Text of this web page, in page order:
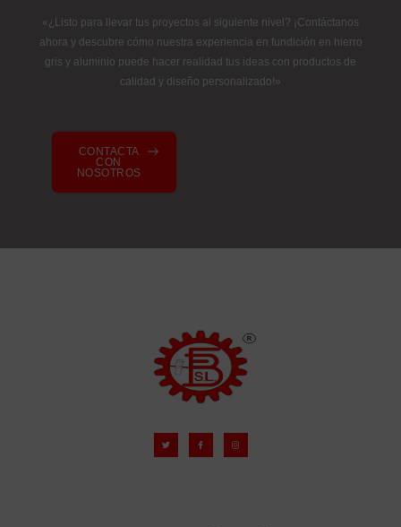
«¿Listo para llevar tus proyectos al siguiente nivel? ¡Contáctanos
ahora y descubre cómo nuestra experiencia en fundición en hierro
gris y aluminio puede hacer realidad tus ideas con productos de
calidad y diseño personalizado!»
CONTACTA
CON
NOSOTROS